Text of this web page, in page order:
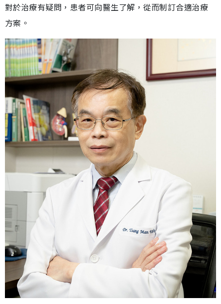
對於治療有疑問，患者可向醫生了解，從而制訂合適治療
方案。